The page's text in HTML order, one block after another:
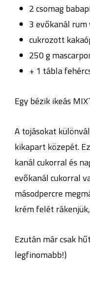
2 csomag
3 evőkanál
cukrozott
250 g
+ 1 tábla
Egy bézik ikeás
A tojásokat
kikapart közepét.
kanál cukorral és
evőkanál cukorral
másodpercre
krém felét
Ezután már csak
legfinomabb!)